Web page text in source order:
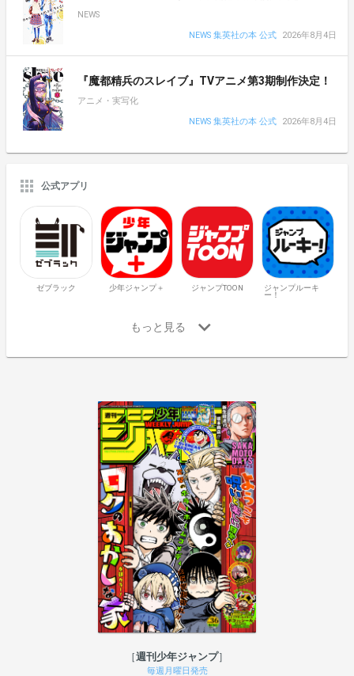
NEWS
NEWS 集英社の本 公式
2026年8月4日
『魔都精兵のスレイブ』TVアニメ第3期制作決定！
アニメ・実写化
NEWS 集英社の本 公式
2026年8月4日
公式アプリ
ゼブラック 少年ジャンプ＋ ジャンプTOON
ジャンプルーキ
ー！
週刊少年ジャンプ
毎週月曜日発売